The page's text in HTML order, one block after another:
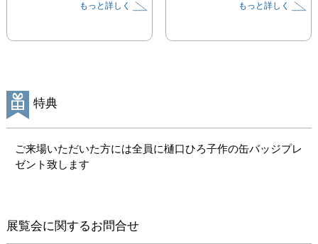
もっと詳しく もっと詳しく
特典
ご来場いただいた方には全員に樋口ひろ子作の缶バッジプレ
ゼント致します
展覧会に関するお問合せ